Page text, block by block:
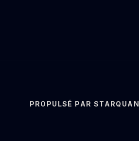
PROPULSÉ PAR